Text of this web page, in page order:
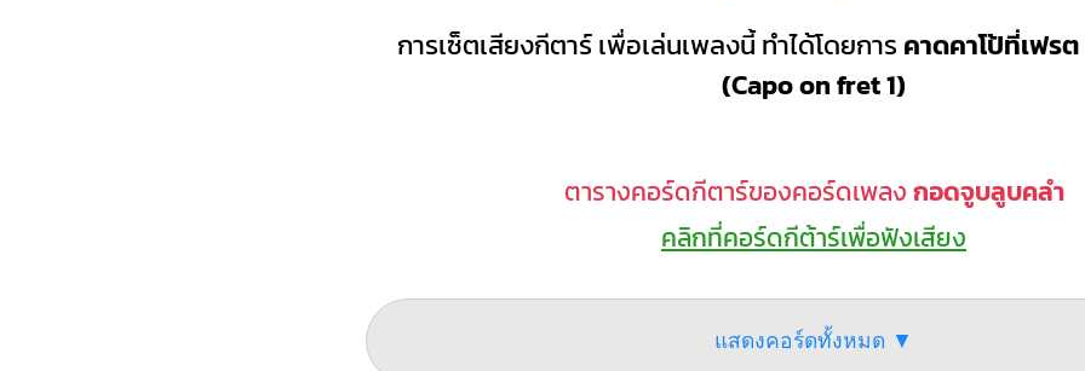
การเซ็ตเสียงกีตาร์ เพื่อเล่นเพลงนี้ ทำได้โดยการ คาดคาโป้ที่เฟร
(Capo on fret 1)
ตารางคอร์ดกีตาร์ของคอร์ดเพลงกอดจูบลูบคลำ
คลิกที่คอร์ดกีต้าร์เพื่อฟังเสียง
แสดงคอร์ดทั้งหมด ▼